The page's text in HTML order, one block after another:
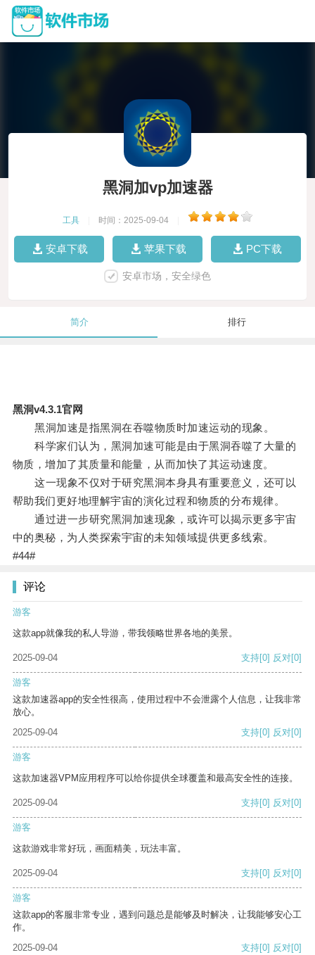
黑洞加vp加速器
工具 时间：2025-09-04
安卓下载 苹果下载 PC下载
安卓市场，安全绿色
简介 排行
黑洞v4.3.1官网
黑洞加速是指黑洞在吞噬物质时加速运动的现象。
科学家们认为，黑洞加速可能是由于黑洞吞噬了大量的
物质，增加了其质量和能量，从而加快了其运动速度。
这一现象不仅对于研究黑洞本身具有重要意义，还可以
帮助我们更好地理解宇宙的演化过程和物质的分布规律。
通过进一步研究黑洞加速现象，或许可以揭示更多宇宙
中的奥秘，为人类探索宇宙的未知领域提供更多线索。
#44#
评论
游客
这款app就像我的私人导游，带我领略世界各地的美景。
2025-09-04 支持[0] 反对[0]
游客
这款加速器app的安全性很高，使用过程中不会泄露个人信息，让我非常
放心。
2025-09-04
支持[0] 反对[0]
游客
这款加速器VPM应用程序可以给你提供全球覆盖和最高安全性的连接。
2025-09-04 支持[0] 反对[0]
游客
这款游戏非常好玩，画面精美，玩法丰富。
2025-09-04 支持[0] 反对[0]
游客
这款app的客服非常专业，遇到问题总是能够及时解决，让我能够安心工
作。
2025-09-04
支持[0] 反对[0]